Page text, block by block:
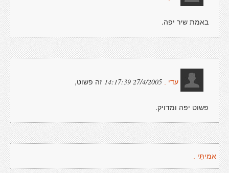
באמת שיר יפה.
עדי . 27/4/2005 14:17:39 זה פשוט,
פשוט יפה ומדויק.
אמיתִּי .